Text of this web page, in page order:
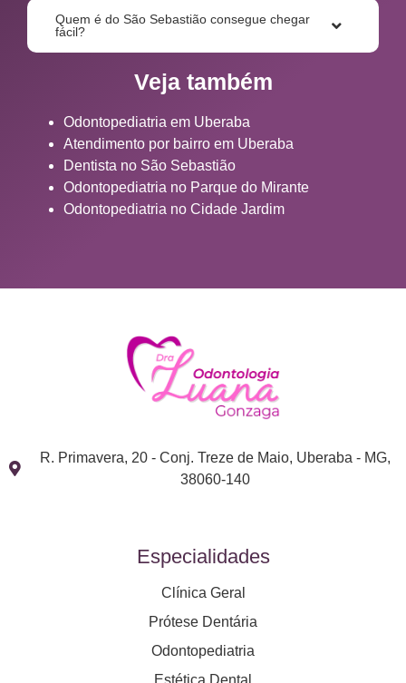
Quem é do São Sebastião consegue chegar
fácil?
Veja também
Odontopediatria em Uberaba
Atendimento por bairro em Uberaba
Dentista no São Sebastião
Odontopediatria no Parque do Mirante
Odontopediatria no Cidade Jardim
R. Primavera, 20 - Conj. Treze de Maio, Uberaba - MG,
38060-140
Especialidades
Clínica Geral
Prótese Dentária
Odontopediatria
Estética Dental